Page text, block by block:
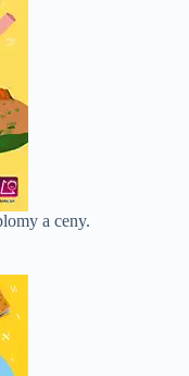
a ceny.